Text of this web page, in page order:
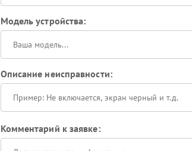
Модель устройства:
Описание неисправности:
Комментарий к заявке: